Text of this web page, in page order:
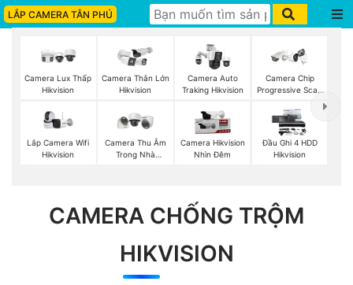
LẮP CAMERA TÂN PHÚ
Camera Lux Thấp
Hikvision
Camera Thân Lớn
Hikvision
Camera Auto
Traking Hikvision
Camera Chip
Progressive Scan
CMOS Hikvision
Lắp Camera Wifi
Hikvision
Camera Thu Âm
Trong Nhà
Camera Hikvision
Nhìn Đêm
Đầu Ghi 4 HDD
Hikvision
CAMERA CHỐNG TRỘM
HIKVISION